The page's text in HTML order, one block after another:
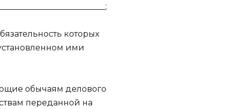
которых
ими
обычаям делового
переданной на